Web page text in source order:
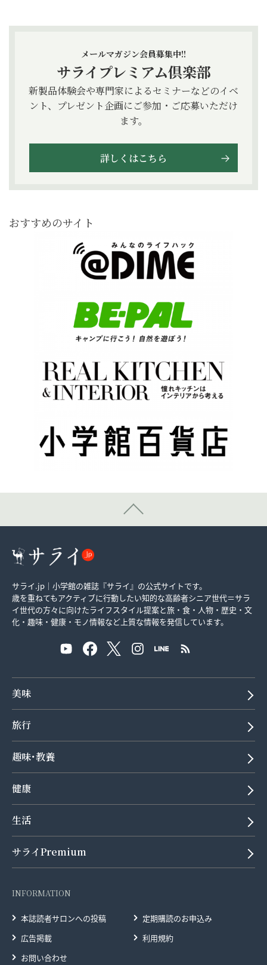
メールマガジン会員募集中!!
サライプレミアム倶楽部
新製品体験会や専門家によるセミナーなどのイベ
ント、プレゼント企画にご参加・ご応募いただけ
ます。
詳しくはこちら
おすすめのサイト
サライ.jp｜小学館の雑誌『サライ』の公式サイトです。
歳を重ねてもアクティブに行動したい知的な高齢者シニア世代＝サラ
イ世代の方々に向けたライフスタイル提案と旅・食・人物・歴史・文
化・趣味・健康・モノ情報など上質な情報を発信しています。
美味
旅行
趣味･教養
健康
生活
サライPremium
INFORMATION
本誌読者サロンへの投稿
定期購読のお申込み
広告掲載
利用規約
お問い合わせ